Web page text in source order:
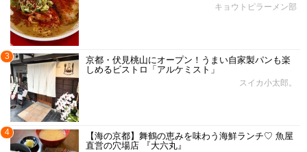
キョウトピラーメン部
3
京都・伏見桃山にオープン！うまい自家製パンも楽
しめるビストロ「アルケミスト」
スイカ小太郎。
4
【海の京都】舞鶴の恵みを味わう海鮮ランチ♡ 魚屋
直営の穴場店 『大六丸』